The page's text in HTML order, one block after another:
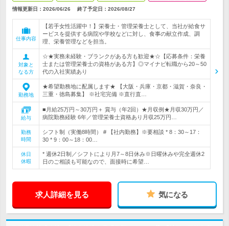
情報更新日：2026/06/26 終了予定日： 2026/08/27
仕事内容
【若手女性活躍中！】栄養士・管理栄養士として、当社が給食サ
ービスを提供する病院や学校などに対し、食事の献立作成、調
理、栄養管理などを担当。
対象と
なる方
☆★実務未経験・ブランクがある方も歓迎★☆【応募条件：栄養
士または管理栄養士の資格がある方】◎マイナビ転職から20～50
代の入社実績あり
勤務地
★希望勤務地に配属します★ 【大阪・兵庫・京都・滋賀・奈良・
三重・徳島募集】 ※社宅完備 ※直行直…
給与
■月給25万円～30万円＋ 賞与（年2回）★月収例★月収30万円／
病院勤務経験 6年／管理栄養士資格あり月収25万円…
勤務
時間
シフト制（実働8時間） # 【社内勤務】※要相談 * 8：30～17：
30 * 9：00～18：00…
休日
休暇
* 週休2日制／シフトにより月7～8日休み※日曜休みや完全週休2
日のご相談も可能なので、面接時に希望…
求人詳細を見る 気になる